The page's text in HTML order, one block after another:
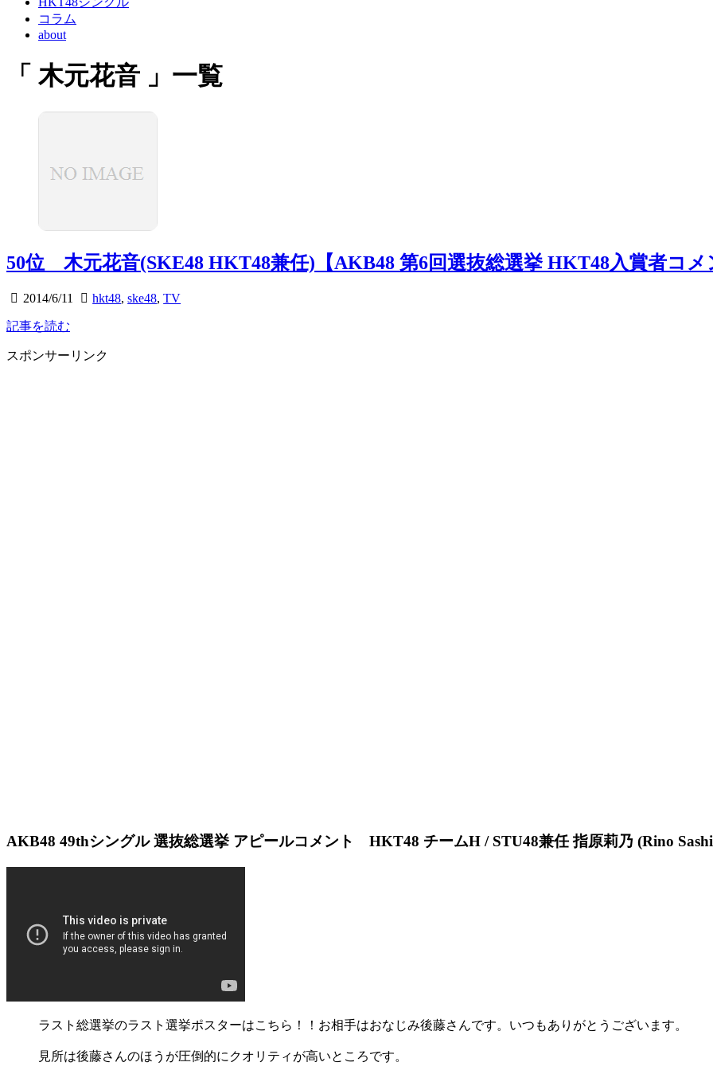
コラム
about
「 木元花音 」一覧
50位 木元花音(SKE48 HKT48兼任)【AKB48 第6回選抜総選挙 HKT48入賞者コメ
2014/6/11 hkt48,ske48,TV
記事を読む
スポンサーリンク
AKB48 49thシングル 選抜総選挙 アピールコメント HKT48 チームH / STU48兼任 指原莉乃 (Rino
ラスト総選挙のラスト選挙ポスターはこちら！！お相手はおなじみ後藤さんです。いつもありがとうございます。
見所は後藤さんのほうが圧倒的にクオリティが高いところです。